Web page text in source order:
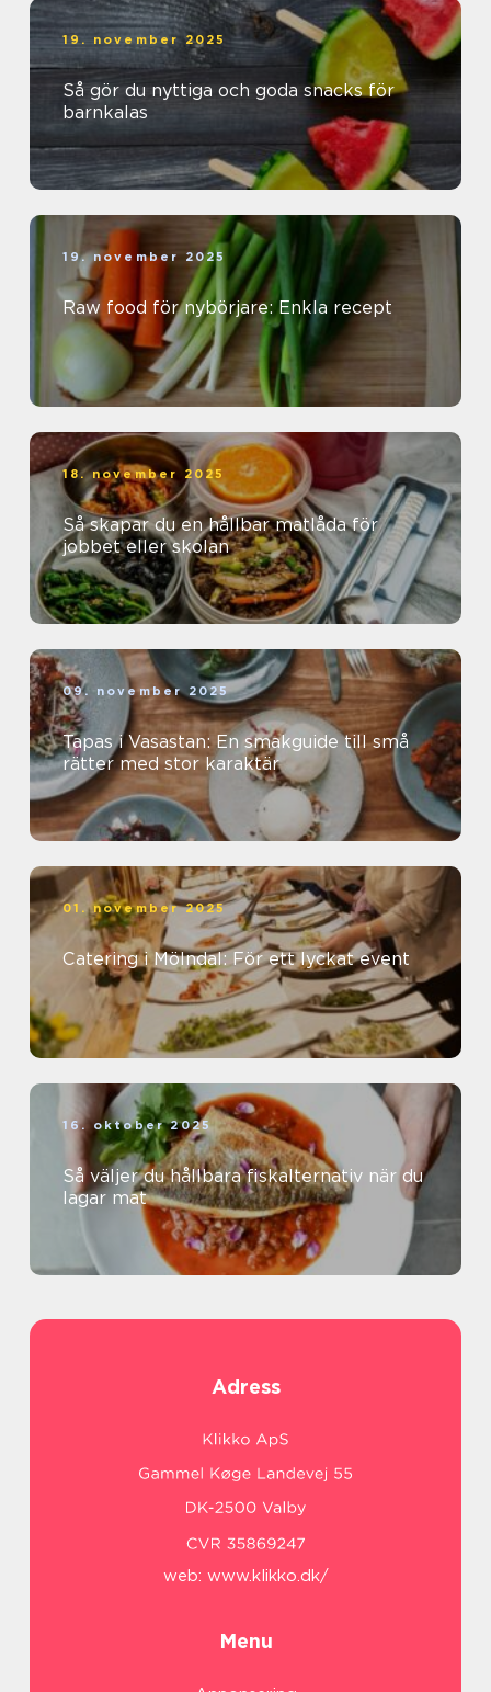
19. november 2025
Så gör du nyttiga och goda snacks för
barnkalas
19. november 2025
Raw food för nybörjare: Enkla recept
18. november 2025
Så skapar du en hållbar matlåda för
jobbet eller skolan
09. november 2025
Tapas i Vasastan: En smakguide till små
rätter med stor karaktär
01. november 2025
Catering i Mölndal: För ett lyckat event
16. oktober 2025
Så väljer du hållbara fiskalternativ när du
lagar mat
Adress
web: www.klikko.dk/
Menu